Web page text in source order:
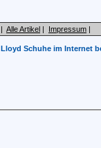
| Alle Artikel | Impressum |
Lloyd Schuhe im Internet